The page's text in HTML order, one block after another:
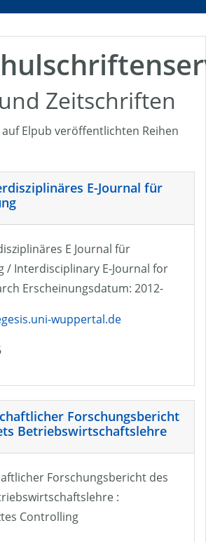
Zeitschriften
Elpub veröffentlichten Reihen
E-Journal für
E Journal für
/ Interdisciplinary E-Journal for
Erscheinungsdatum: 2012-
wuppertal.de
Forschungsbericht
Betriebswirtschaftslehre
Forschungsbericht des
:
Controlling